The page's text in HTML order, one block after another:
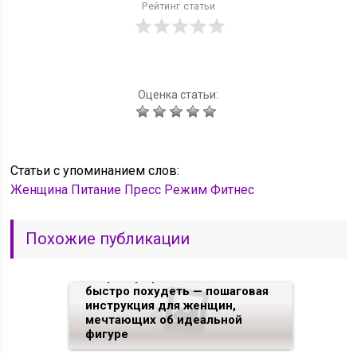
Рейтинг статьи
Оценка статьи:
Статьи c упоминанием слов:
Женщина Питание Пресс Режим Фитнес
Похожие публикации
Как можно похудеть, если нет
быстро похудеть — пошаговая
инструкция для женщин,
мечтающих об идеальной
фигуре